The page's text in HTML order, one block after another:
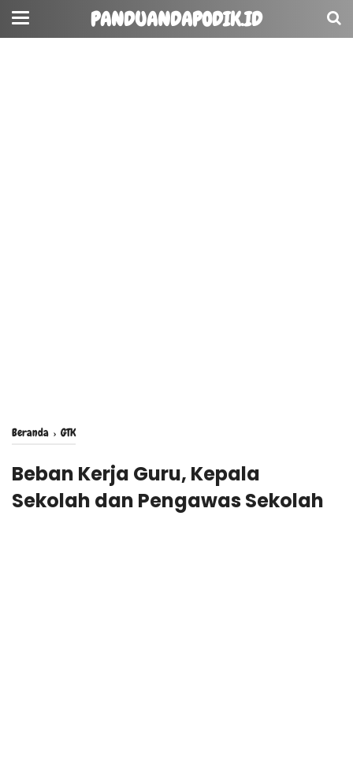
PANDUANDAPODIK.ID
Beranda › GTK
Beban Kerja Guru, Kepala
Sekolah dan Pengawas Sekolah